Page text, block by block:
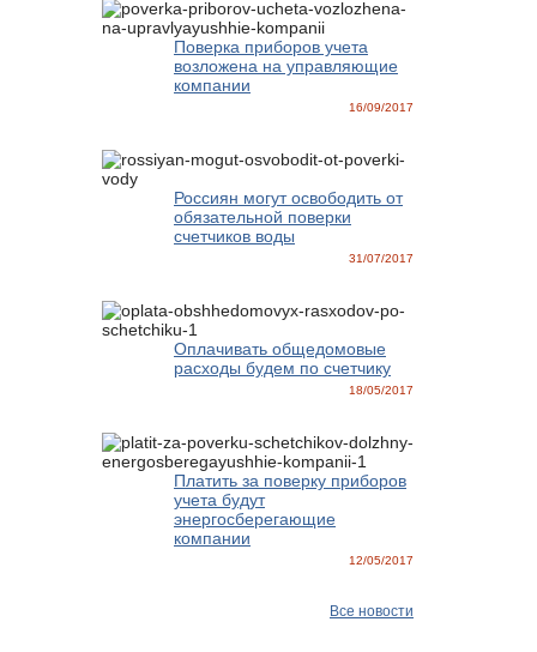
Поверка приборов учета
возложена на управляющие
компании
16/09/2017
Россиян могут освободить от
обязательной поверки
счетчиков воды
31/07/2017
Оплачивать общедомовые
расходы будем по счетчику
18/05/2017
Платить за поверку приборов
учета будут
энергосберегающие
компании
12/05/2017
Все новости